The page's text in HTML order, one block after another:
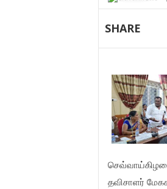
SHARE
தவிசாளர்